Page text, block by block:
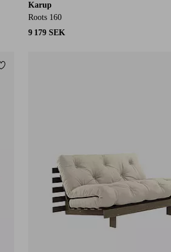
Karup
Roots 160
9 179 SEK
Lägg till i favoriter